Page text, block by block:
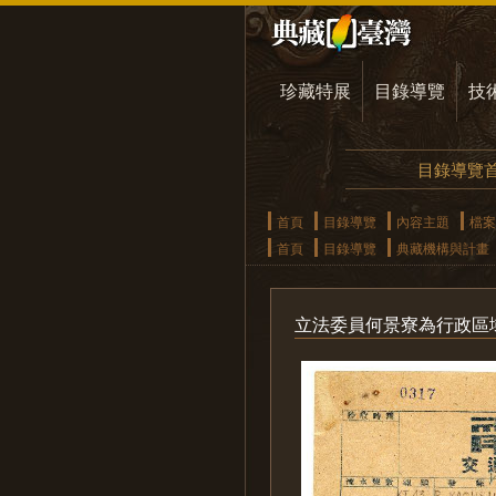
珍藏特展 目錄導覽 技
目錄導覽
首頁 目錄導覽 內容主題
檔案
首頁
目錄導覽 典藏機構與計畫
立法委員何景寮為行政